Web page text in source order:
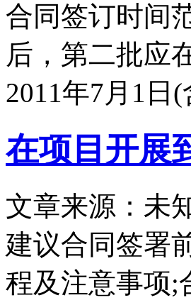
合同签订时间
后，第二批应
2011年7月1日
在项目开展
文章来源：未
建议合同签署
程及注意事项;